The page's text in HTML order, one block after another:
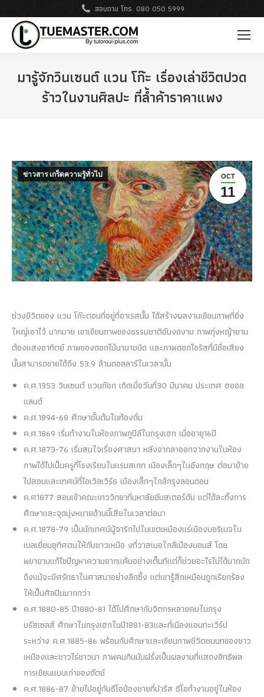
สอบถาม โทร. 080 050 5999
มารู้จักวินเซนต์ แวน โก๊ะ เรื่องเล่าชีวิตปวด
ร้าวในงานศิลปะ ที่ล้ำค้าราคาแพง
OCT
11
ข่าวสาร เกร็ดความรู้ทั่วไป
ช่วงชีวิตของ แวน โก๊ะตอนที่อยู่ที่อาเรสนั้น ได้สร้างผลงานเขียนภาพที่ยิ่ง
ใหญ่เอาไว้ มากมาย เขาเขียนภาพของธรรมชาติอันงดงาม ภาพทุ่งหญ้ายาม
ต้องแสงอาทิตย์ ภาพของดอกไม้นานาชนิด และภาพดอกไอริสที่มีชื่อเสียง
นั้นสามารถขายได้ถึง 53.9 ล้านดอลลาร์ในเวลานั้น
ค.ศ.1353 วินเซนต์ แวนก๊อก เกิดเมื่อวันที่30 มีนาคม ประเทศ ฮออล
แลนด์
ค.ศ.1894-68 ศึกษาชั้นต้นในท้องถิ่น
ค.ศ.1869 เริ่มทำงานในห้องภาพกูปีล์ในกรุงเฮก เมื่ออายุ16ปี
ค.ศ.1873-76 เริ่มสนใจเรื่องศาสนา หลังจากลาออกจากงานในห้อง
ภาพได้ไปเป็นครูที่โรงเรียนในแรมสเกท เมืองเล็กๆในอังกฤษ ต่อมาย้าย
ไปสอนและเทศน์ที่ไอเวิลเวิร์ธ เมืองเล็กๆใกล้กรุงลอนดอน
ค.ศ1877 สอบเข้าคณะเทววิทยาที่มหาลัยอัมสเตอร์ดัม แต่ได้ละทิ้งการ
ศึกษาและจุดมุ่งหมายด้านนี้เสียในเวลาต่อมา
ค.ศ.1878-79 เป็นนักเทศน์ผู้จาริกไปในเขตเหมืองแร่เมืองบอริเนจใน
เบลเยี่ยมอุทิศตนให้กับชาวเหมือ งที่วาสเมอใกล้เมืองมอนส์ โดย
พยายามแก้ไขปัญหาความยากแค้นอย่างเต็มทีแต่ก็ช่วยอะไรไม่ได้มากนัก
ถึงแม้จะมีศรัทธาในศาสนาอย่างลึกซึ้ง แต่เขารู้สึกเหมือนถูกเรียกร้อง
ให้เป็นศิลปินมากกว่า
ค.ศ.1880-85 ปี1880-81 ได้ไปศึกษากับจิตกรหลายคนในกรุง
บรัสเซลส์ ศึกษาในกรุงเฮกในปี1881-83และที่เมืองแอนทะเวิร์ป
ระหว่าง ค.ศ.1885-86 พร้อมกับศึกษาและเขียนภาพชีวิตชนบทของชาว
เหมืองและชาวไร่ชาวนา ภาพคนกินมันฝรั่งเป็นผลงานที่แสดงอิทธิพล
การเขียนแบบเก่าของดัตช์
ค.ศ.1886-87 ย้ายไปอยู่กับธีโอน้องชายที่ปารีส ธีโอทำงานอยู่ในห้อง